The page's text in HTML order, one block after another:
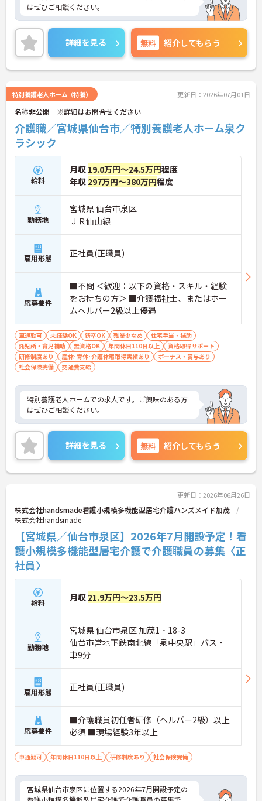
はぜひご相談ください。
詳細を見る 無料 紹介してもらう
特別養護老人ホーム（特養） 更新日：2026年07月01日
名称非公開 ※詳細はお問合せください
介護職／宮城県仙台市／特別養護老人ホーム泉ク
ラシック
給料
月収 19.0万円～24.5万円程度
年収 297万円～380万円程度
勤務地
宮城県 仙台市泉区
ＪＲ仙山線
雇用形態 正社員(正職員)
応募要件
■不問 ＜歓迎：以下の資格・スキル・経験
をお持ちの方＞ ■介護福祉士、またはホー
ムヘルパー2級以上優遇
車通勤可 未経験OK 新卒OK 残業少なめ
住宅手当・補助
託児所・育児補助
無資格OK 年間休日110日以上
資格取得サポート
研修制度あり
産休･育休･介護休暇取得実績あり
ボーナス・賞与あり
社会保険完備
交通費支給
特別養護老人ホームでの求人です。ご興味のある方
はぜひご相談ください。
詳細を見る 無料 紹介してもらう
更新日：2026年06月26日
株式会社handsmade看護小規模多機能型居宅介護ハンズメイド加茂
株式会社handsmade
【宮城県／仙台市泉区】2026年7月開設予定！看
護小規模多機能型居宅介護で介護職員の募集〈正
社員〉
給料 月収 21.9万円～23.5万円
勤務地
宮城県 仙台市泉区 加茂1‐18-3
仙台市営地下鉄南北線「泉中央駅」バス・
車9分
雇用形態 正社員(正職員)
応募要件
■介護職員初任者研修（ヘルパー2級）以上
必須 ■現場経験3年以上
車通勤可 年間休日110日以上 研修制度あり 社会保険完備
宮城県仙台市泉区に位置する2026年7月開設予定の